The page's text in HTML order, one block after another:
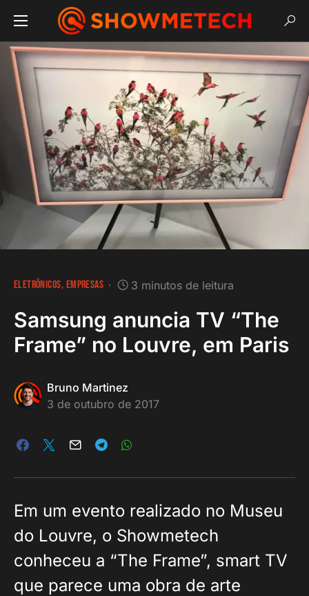
ELETRÔNICOS EMPRESAS 3 minutos de leitura
Samsung anuncia TV “The
Frame” no Louvre, em Paris
Bruno Martinez
3 de outubro de 2017
Em um evento realizado no Museu
do Louvre, o Showmetech
conheceu a “The Frame”, smart TV
que parece uma obra de arte